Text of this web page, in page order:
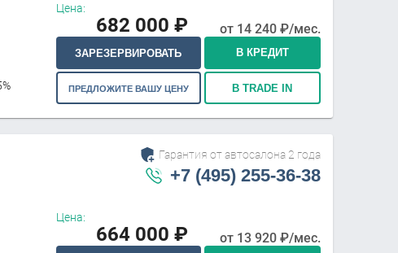
Цена:
682 000 ₽ от 14 240₽/мес.
ЗАРЕЗЕРВИРОВАТЬ В КРЕДИТ
ПРЕДЛОЖИТЕ ВАШУ ЦЕНУ В TRADE IN
Гарантия от автосалона 2 года
+7 (495) 255-36-38
Цена:
664 000 ₽ от 13 920₽/мес.